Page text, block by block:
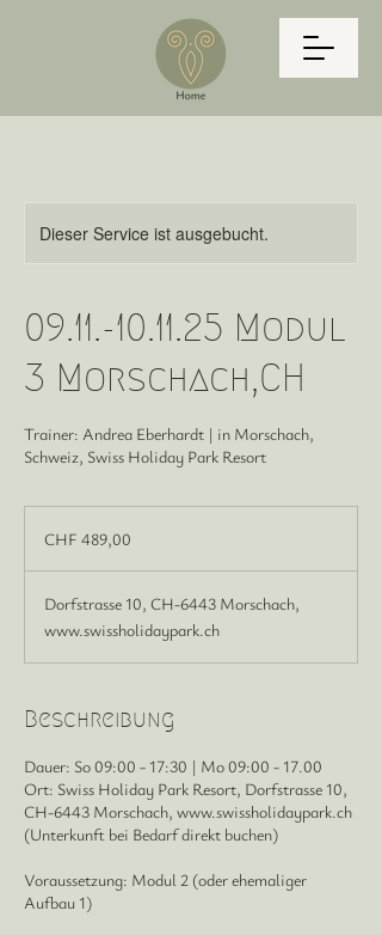
Dieser Service ist ausgebucht.
09.11.-10.11.25 Modul
3 Morschach,CH
Trainer: Andrea Eberhardt | in Morschach,
Schweiz, Swiss Holiday Park Resort
CHF 489,00
Dorfstrasse 10, CH-6443 Morschach,
www.swissholidaypark.ch
Beschreibung
Dauer: So 09:00 - 17:30 | Mo 09:00 - 17.00
Ort: Swiss Holiday Park Resort, Dorfstrasse 10,
CH-6443 Morschach, www.swissholidaypark.ch
(Unterkunft bei Bedarf direkt buchen)
Voraussetzung: Modul 2 (oder ehemaliger
Aufbau 1)